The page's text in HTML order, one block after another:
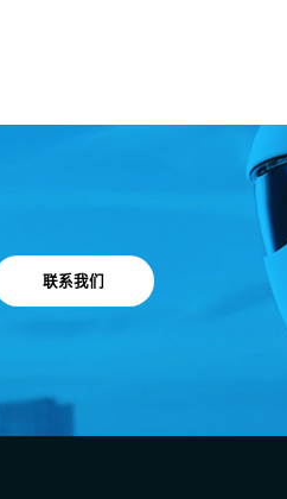
联系我们